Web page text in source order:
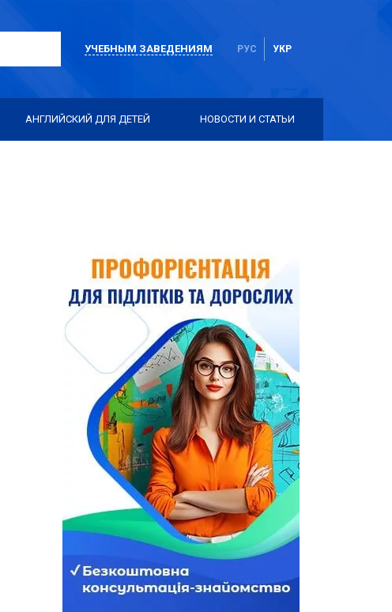
УЧЕБНЫМ ЗАВЕДЕНИЯМ РУС УКР
АНГЛИЙСКИЙ ДЛЯ ДЕТЕЙ НОВОСТИ И СТАТЬИ